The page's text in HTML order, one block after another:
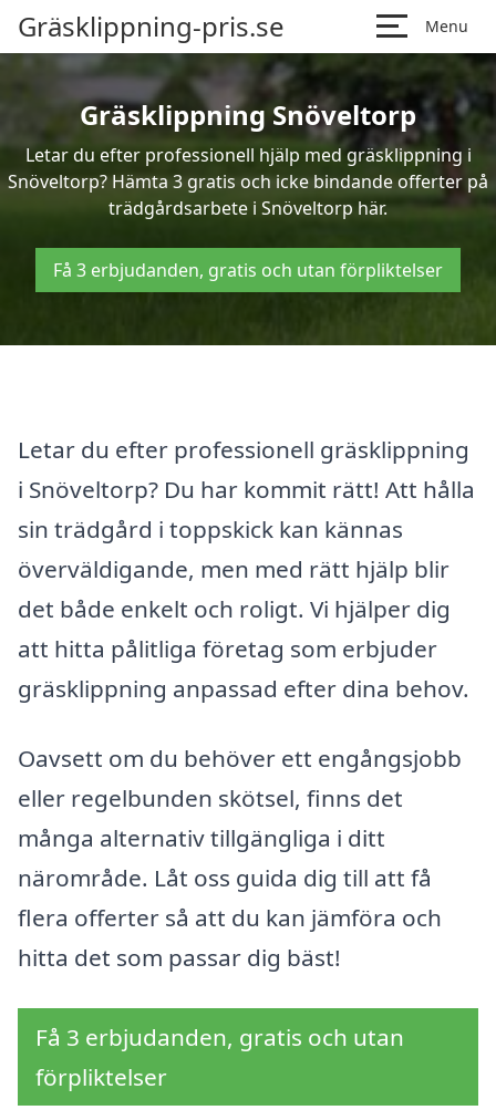
Gräsklippning-pris.se Menu
Gräsklippning Snöveltorp
Letar du efter professionell hjälp med gräsklippning i
Snöveltorp? Hämta 3 gratis och icke bindande offerter på
trädgårdsarbete i Snöveltorp här.
Få 3 erbjudanden, gratis och utan förpliktelser
Letar du efter professionell gräsklippning
i Snöveltorp? Du har kommit rätt! Att hålla
sin trädgård i toppskick kan kännas
överväldigande, men med rätt hjälp blir
det både enkelt och roligt. Vi hjälper dig
att hitta pålitliga företag som erbjuder
gräsklippning anpassad efter dina behov.
Oavsett om du behöver ett engångsjobb
eller regelbunden skötsel, finns det
många alternativ tillgängliga i ditt
närområde. Låt oss guida dig till att få
flera offerter så att du kan jämföra och
hitta det som passar dig bäst!
Få 3 erbjudanden, gratis och utan
förpliktelser